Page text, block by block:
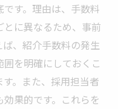
す。理由は、手数料
に異なるため、事前
、紹介手数料の発生
を明確にしておくこ
。また、採用担当者
果的です。これらを